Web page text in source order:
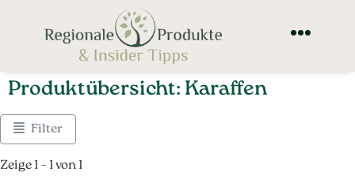
Produktübersicht: Karaffen
Filter
Zeige 1 – 1 von 1